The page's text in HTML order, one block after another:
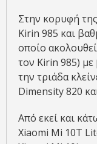
Στην κορυφή
Kirin 985 και
οποίο
τον Kirin 985)
την τριάδα
Dimensity 820
Από εκεί και
Xiaomi Mi 10T